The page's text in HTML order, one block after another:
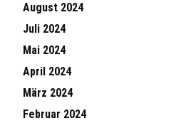
August 2024
Juli 2024
Mai 2024
April 2024
März 2024
Februar 2024